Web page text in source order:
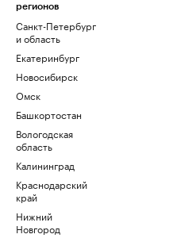
регионов
Санкт-Петербург
и область
Екатеринбург
Новосибирск
Омск
Башкортостан
Вологодская
область
Калининград
Краснодарский
край
Нижний
Новгород